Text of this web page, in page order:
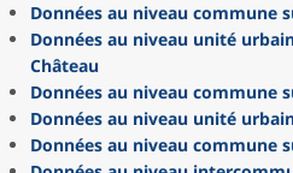
Données au niveau commune
Données au niveau unité
Château
Données au niveau commune
Données au niveau unité
Données au niveau commune